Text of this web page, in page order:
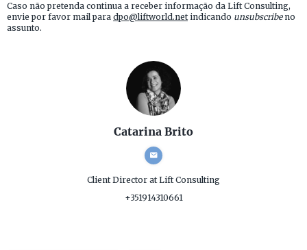
Caso não pretenda continua a receber informação da Lift Consulting,
envie por favor mail para dpo@liftworld.netindicando unsubscribeno
assunto.
Catarina Brito
Client Director at Lift Consulting
+351914310661